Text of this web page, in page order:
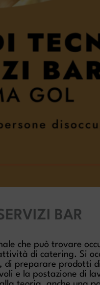
BAR
che può trovare
di catering. Si
di preparare prodotti di
e la postazione di